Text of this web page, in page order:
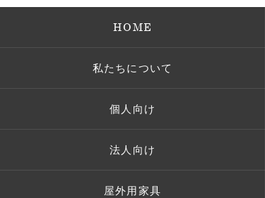
HOME
私たちについて
個人向け
法人向け
屋外用家具